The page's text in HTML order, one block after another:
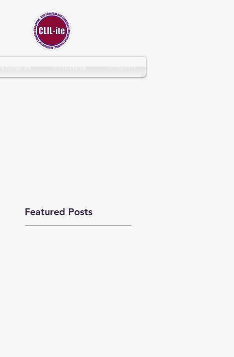
Featured Posts